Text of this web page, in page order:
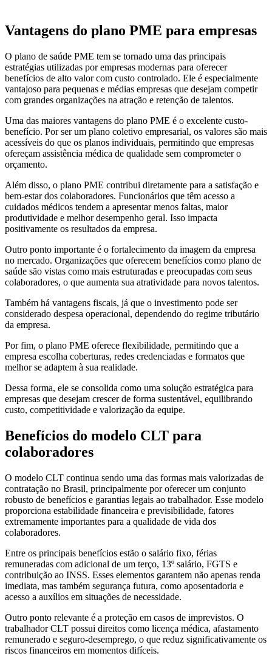
Vantagens do plano PME para empresas
O plano de saúde PME tem se tornado uma das principais
estratégias utilizadas por empresas modernas para oferecer
benefícios de alto valor com custo controlado. Ele é especialmente
vantajoso para pequenas e médias empresas que desejam competir
com grandes organizações na atração e retenção de talentos.
Uma das maiores vantagens do plano PME é o excelente custo-
benefício. Por ser um plano coletivo empresarial, os valores são mais
acessíveis do que os planos individuais, permitindo que empresas
ofereçam assistência médica de qualidade sem comprometer o
orçamento.
Além disso, o plano PME contribui diretamente para a satisfação e
bem-estar dos colaboradores. Funcionários que têm acesso a
cuidados médicos tendem a apresentar menos faltas, maior
produtividade e melhor desempenho geral. Isso impacta
positivamente os resultados da empresa.
Outro ponto importante é o fortalecimento da imagem da empresa
no mercado. Organizações que oferecem benefícios como plano de
saúde são vistas como mais estruturadas e preocupadas com seus
colaboradores, o que aumenta sua atratividade para novos talentos.
Também há vantagens fiscais, já que o investimento pode ser
considerado despesa operacional, dependendo do regime tributário
da empresa.
Por fim, o plano PME oferece flexibilidade, permitindo que a
empresa escolha coberturas, redes credenciadas e formatos que
melhor se adaptem à sua realidade.
Dessa forma, ele se consolida como uma solução estratégica para
empresas que desejam crescer de forma sustentável, equilibrando
custo, competitividade e valorização da equipe.
Benefícios do modelo CLT para
colaboradores
O modelo CLT continua sendo uma das formas mais valorizadas de
contratação no Brasil, principalmente por oferecer um conjunto
robusto de benefícios e garantias legais ao trabalhador. Esse modelo
proporciona estabilidade financeira e previsibilidade, fatores
extremamente importantes para a qualidade de vida dos
colaboradores.
Entre os principais benefícios estão o salário fixo, férias
remuneradas com adicional de um terço, 13º salário, FGTS e
contribuição ao INSS. Esses elementos garantem não apenas renda
imediata, mas também segurança futura, como aposentadoria e
acesso a auxílios em situações de necessidade.
Outro ponto relevante é a proteção em casos de imprevistos. O
trabalhador CLT possui direitos como licença médica, afastamento
remunerado e seguro-desemprego, o que reduz significativamente os
riscos financeiros em momentos difíceis.